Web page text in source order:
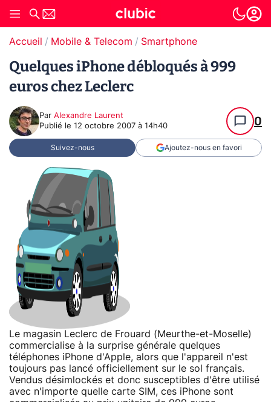
Accueil Mobile & Telecom Smartphone
Quelques iPhone débloqués à 999
euros chez Leclerc
Par Alexandre Laurent
Publié le 12 octobre 2007 à 14h40 0
Suivez-nous Ajoutez-nous en favori
Le magasin Leclerc de Frouard (Meurthe-et-Moselle)
commercialise à la surprise générale quelques
téléphones iPhone d'Apple, alors que l'appareil n'est
toujours pas lancé officiellement sur le sol français.
Vendus désimlockés et donc susceptibles d'être utilisé
avec n'importe quelle carte SIM, ces iPhone sont